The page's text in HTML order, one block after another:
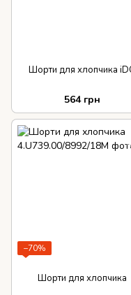
Шорти для хлопчика
564 грн
−70%
Шорти для хлопчика